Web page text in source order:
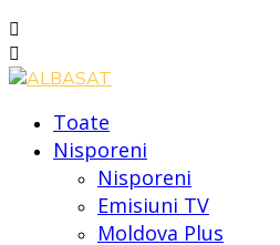
Toate
Nisporeni
Nisporeni
Emisiuni TV
Moldova Plus